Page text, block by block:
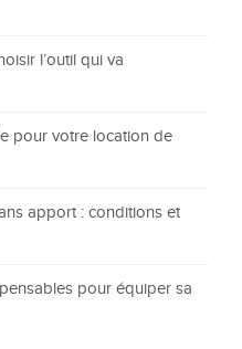
l’outil qui va
pour votre location de
apport : conditions et
pour équiper sa